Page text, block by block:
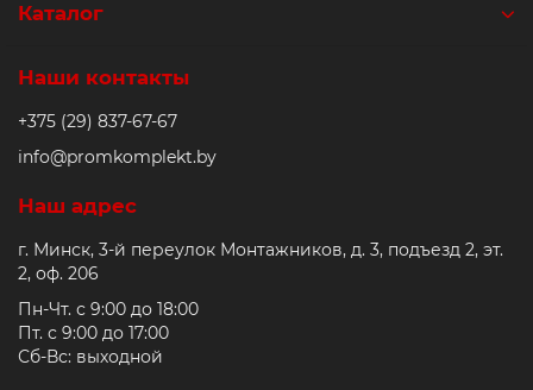
Каталог
Наши контакты
+375 (29) 837-67-67
info@promkomplekt.by
Наш адрес
г. Минск, 3-й переулок Монтажников, д. 3, подъезд 2, эт.
2, оф. 206
Пн-Чт. с 9:00 до 18:00
Пт. с 9:00 до 17:00
Сб-Вс: выходной